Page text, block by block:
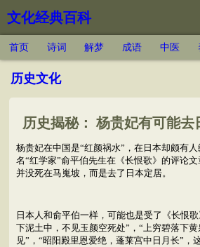
文化经典百科
首页 诗词 解梦 成语 中医
历史文化
历史揭秘： 杨贵妃有可能去
杨贵妃在中国是“红颜祸水”，在日本却颇有
名“红学家”俞平伯先生在《长恨歌》的评论
并没死在马嵬坡，而是去了日本定居。
日本人和俞平伯一样，可能也是受了《长恨
下泥土中，不见玉颜空死处”，“上穷碧落下
见”，“昭阳殿里恩爱绝，蓬莱宫中日月长”，